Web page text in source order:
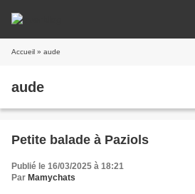
Accueil » aude
aude
Petite balade à Paziols
Publié le 16/03/2025 à 18:21
Par Mamychats